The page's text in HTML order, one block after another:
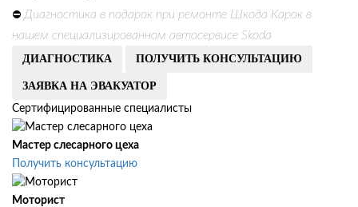
⛔ Диагностика в подарок при ремонте Шкода Карок в
нашем специализированном автосервисе Skoda
ДИАГНОСТИКА ПОЛУЧИТЬ КОНСУЛЬТАЦИЮ
ЗАЯВКА НА ЭВАКУАТОР
Сертифицированные специалисты
Мастер слесарного цеха
Получить консультацию
Моторист